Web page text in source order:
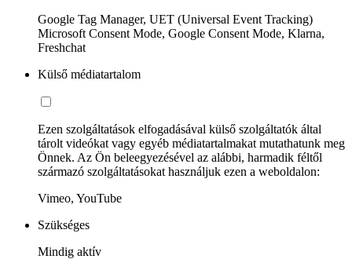
Google Tag Manager, UET (Universal Event Tracking)
Microsoft Consent Mode, Google Consent Mode, Klarna,
Freshchat
Külső médiatartalom
Ezen szolgáltatások elfogadásával külső szolgáltatók által
tárolt videókat vagy egyéb médiatartalmakat mutathatunk meg
Önnek. Az Ön beleegyezésével az alábbi, harmadik féltől
származó szolgáltatásokat használjuk ezen a weboldalon:
Vimeo, YouTube
Szükséges
Mindig aktív